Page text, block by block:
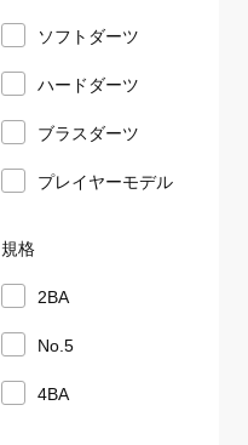
ソフトダーツ
ハードダーツ
ブラスダーツ
プレイヤーモデル
規格
2BA
No.5
4BA